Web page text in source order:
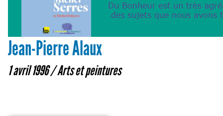
Jean-Pierre Alaux
1 avril 1996 /Arts et peintures